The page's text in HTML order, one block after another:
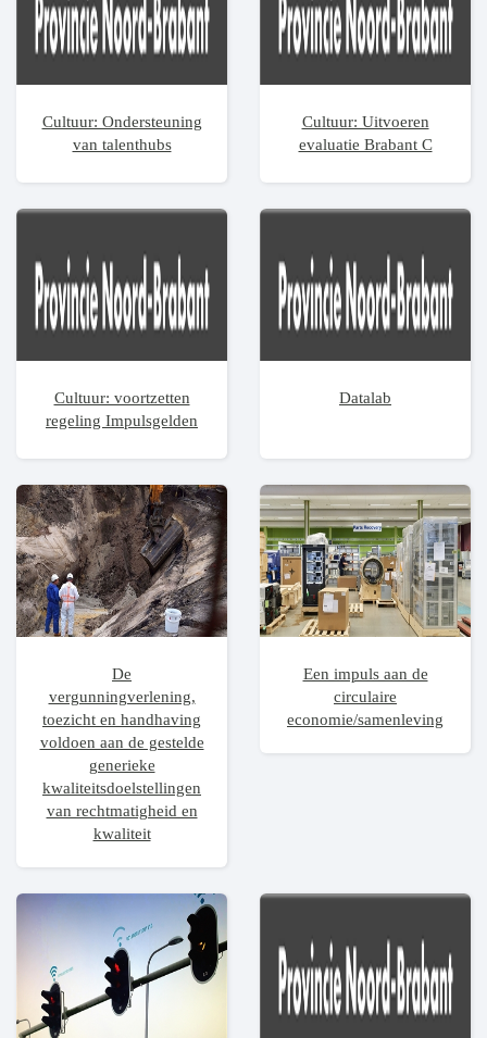
Cultuur: Ondersteuning
van talenthubs
Cultuur: Uitvoeren
evaluatie Brabant C
Cultuur: voortzetten
regeling Impulsgelden
Datalab
De
vergunningverlening,
toezicht en handhaving
voldoen aan de gestelde
generieke
kwaliteitsdoelstellingen
van rechtmatigheid en
kwaliteit
Een impuls aan de
circulaire
economie/samenleving